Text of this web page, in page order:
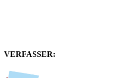
VERFASSER: